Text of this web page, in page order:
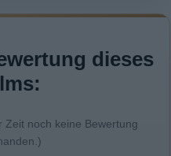
dieses
Zeit noch keine Bewertung